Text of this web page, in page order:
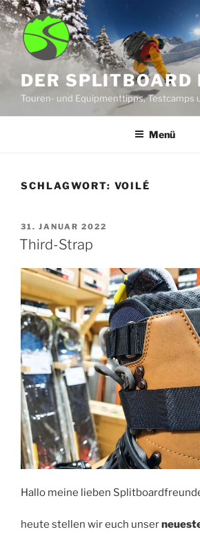
Zum
Inhalt
springen
DER SPLITBOARD
Touren- und Equipmenttipps, Testcamps
Menü
SCHLAGWORT: VOILÉ
VERÖFFENTLICHT
AM
31. JANUAR 2022
Third-Strap
Hallo meine lieben
heute stellen wir euch unser